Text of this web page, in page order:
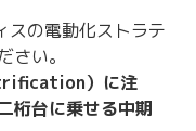
の電動化ストラテ
さい。
）に注
桁台に乗せる中期